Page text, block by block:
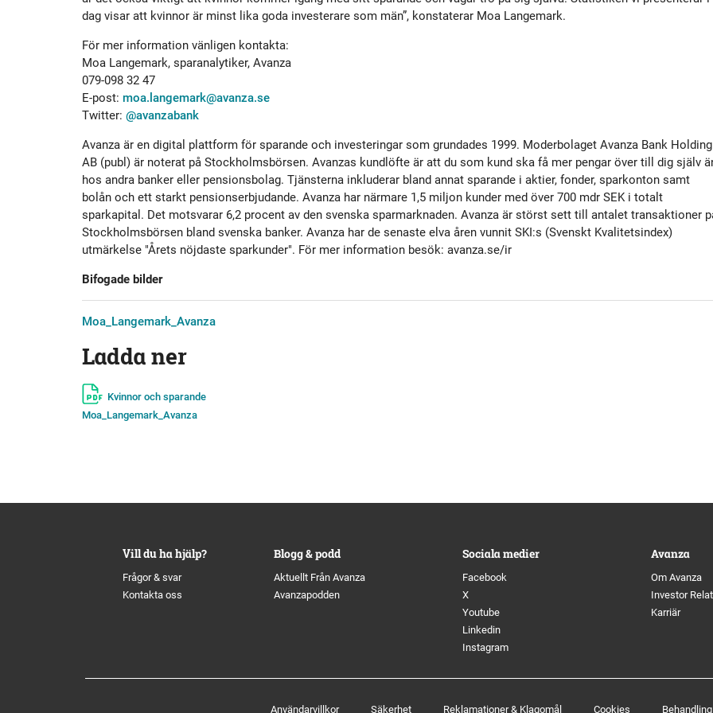
dag visar att kvinnor är minst lika goda investerare som män”, konstaterar Moa Langemark.
För mer information vänligen kontakta:
Moa Langemark, sparanalytiker, Avanza
079-098 32 47
E-post: moa.langemark@avanza.se
Twitter: @avanzabank
Avanza är en digital plattform för sparande och investeringar som grundades 1999. Moderbolaget Avanza Bank Holding
AB (publ) är noterat på Stockholmsbörsen. Avanzas kundlöfte är att du som kund ska få mer pengar över till dig själv
hos andra banker eller pensionsbolag. Tjänsterna inkluderar bland annat sparande i aktier, fonder, sparkonton samt
bolån och ett starkt pensionserbjudande. Avanza har närmare 1,5 miljon kunder med över 700 mdr SEK i totalt
sparkapital. Det motsvarar 6,2 procent av den svenska sparmarknaden. Avanza är störst sett till antalet transaktioner
Stockholmsbörsen bland svenska banker. Avanza har de senaste elva åren vunnit SKI:s (Svenskt Kvalitetsindex)
utmärkelse "Årets nöjdaste sparkunder". För mer information besök: avanza.se/ir
Bifogade bilder
Moa_Langemark_Avanza
Ladda ner
Kvinnor och sparande
Moa_Langemark_Avanza
Vill du ha hjälp?
Frågor & svar
Kontakta oss
Blogg & podd
Aktuellt Från Avanza
Avanzapodden
Sociala medier
Facebook
X
Youtube
Linkedin
Instagram
Avanza
Om Avanza
Investor
Karriär
Användarvillkor Säkerhet Reklamationer & Klagomål Cookies